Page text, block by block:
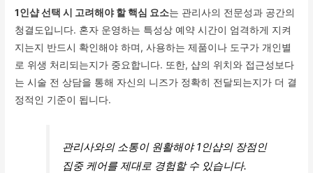
1인샵 선택 시 고려해야 할 핵심 요소는 관리사의 전문성과 공간의
청결도입니다. 혼자 운영하는 특성상 예약 시간이 엄격하게 지켜
지는지 반드시 확인해야 하며, 사용하는 제품이나 도구가 개인별
로 위생 처리되는지가 중요합니다. 또한, 샵의 위치와 접근성보다
는 시술 전 상담을 통해 자신의 니즈가 정확히 전달되는지가 더 결
정적인 기준이 됩니다.
관리사와의 소통이 원활해야 1인샵의 장점인
집중 케어를 제대로 경험할 수 있습니다.